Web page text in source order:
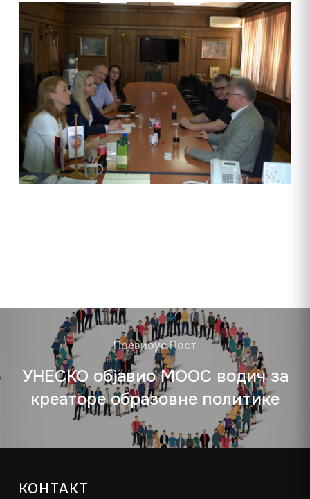
Превиоус Пост
УНЕСКО објавио MOOC водич за
креаторе образовне политике
КОНТАКТ